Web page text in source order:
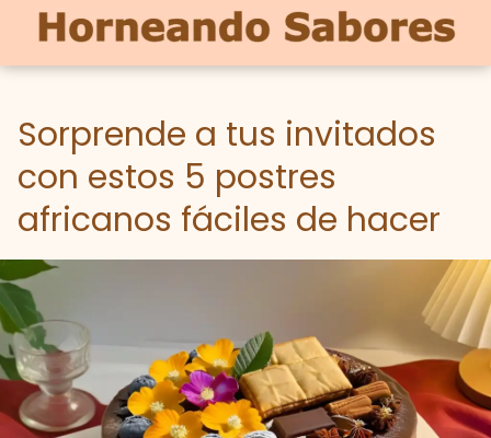
Sorprende a tus invitados
con estos 5 postres
africanos fáciles de hacer